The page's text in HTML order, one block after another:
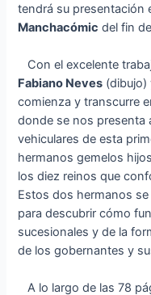
tendrá su presentación
Manchacómic del fin
Con el excelente
Fabiano Neves
comienza y transcurre
donde se nos presenta
vehiculares de esta
hermanos gemelos
los diez reinos que
Estos dos hermanos
para descubrir cómo
sucesionales y de la
de los gobernantes y
A lo largo de las 78